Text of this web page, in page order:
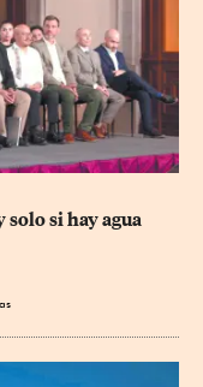
solo si hay agua